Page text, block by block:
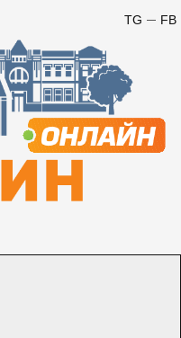
FB
TG